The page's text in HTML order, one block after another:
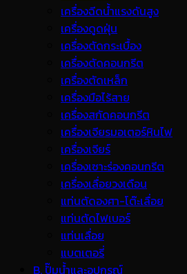
เครื่องฉีดน้ำแรงดันสูง
เครื่องดูดฝุ่น
เครื่องตัดกระเบื้อง
เครื่องตัดคอนกรีต
เครื่องตัดเหล็ก
เครื่องมือไร้สาย
เครื่องสกัดคอนกรีต
เครื่องเจียรมอเตอร์หินไฟ
เครื่องเจียร์
เครื่องเซาะร่องคอนกรีต
เครื่องเลื่อยวงเดือน
แท่นตัดองศา-โต๊ะเลื่อย
แท่นตัดไฟเบอร์
แท่นเลื่อย
แบตเตอรี่
B. ปั๊มน้ำและอุปกรณ์